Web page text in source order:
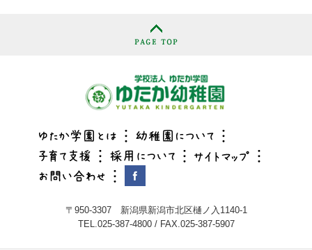
〒950-3307 新潟県新潟市北区樋ノ入1140-1
TEL.025-387-4800 / FAX.025-387-5907